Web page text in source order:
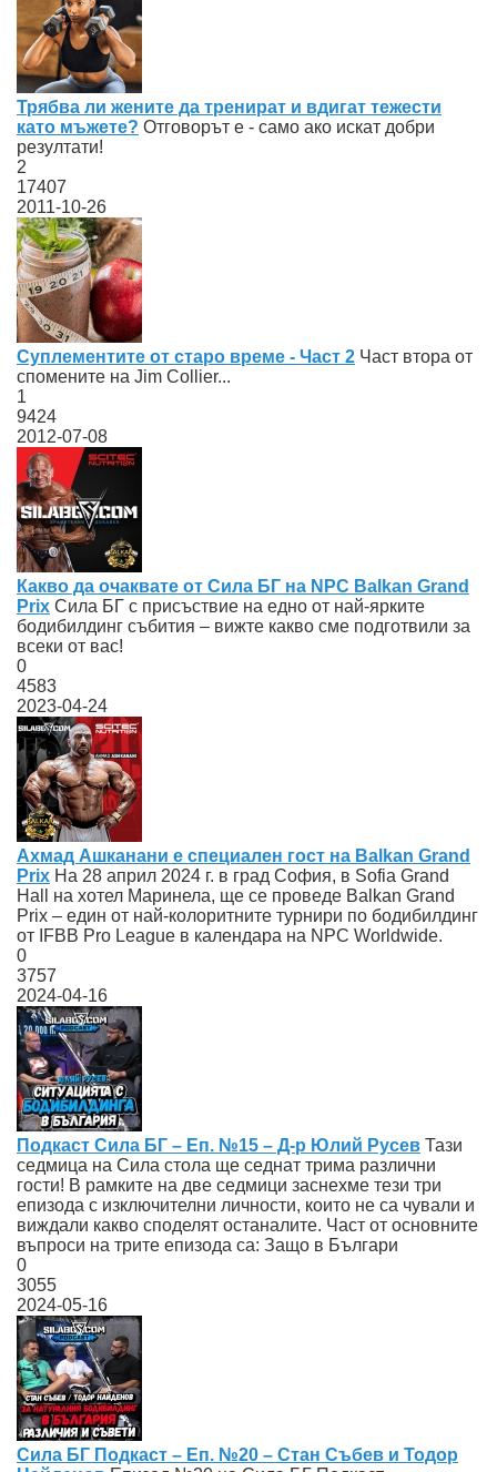
Трябва ли жените да тренират и вдигат тежести
като мъжете? Отговорът е - само ако искат добри
резултати!
2
17407
2011-10-26
Суплементите от старо време - Част 2 Част втора от
спомените на Jim Collier...
1
9424
2012-07-08
Какво да очаквате от Сила БГ на NPC Balkan Grand
Prix Сила БГ с присъствие на едно от най-ярките
бодибилдинг събития – вижте какво сме подготвили за
всеки от вас!
0
4583
2023-04-24
Ахмад Ашканани е специален гост на Balkan Grand
Prix На 28 април 2024 г. в град София, в Sofia Grand
Hall на хотел Маринела, ще се проведе Balkan Grand
Prix – един от най-колоритните турнири по бодибилдинг
от IFBB Pro League в календара на NPC Worldwide.
0
3757
2024-04-16
Подкаст Сила БГ – Еп. №15 – Д-р Юлий Русев Тази
седмица на Сила стола ще седнат трима различни
гости! В рамките на две седмици заснехме тези три
епизода с изключителни личности, които не са чували и
виждали какво споделят останалите. Част от основните
въпроси на трите епизода са: Защо в Българи
0
3055
2024-05-16
Сила БГ Подкаст – Еп. №20 – Стан Събев и Тодор